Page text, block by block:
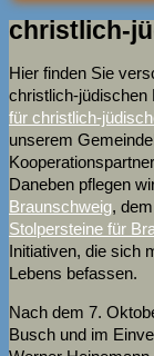
christlich-
Hier finden Sie
christlich-jüdischen
für christlich-
unserem
Daneben pflegen
Braunschweig, dem
Stolpersteine für
Initiativen, die sich
Lebens befassen.
Nach dem 7.
Busch und im